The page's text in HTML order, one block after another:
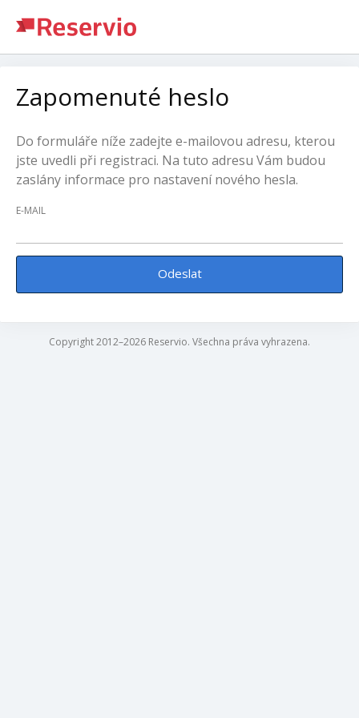
Zapomenuté heslo
Do formuláře níže zadejte e-mailovou adresu, kterou
jste uvedli při registraci. Na tuto adresu Vám budou
zaslány informace pro nastavení nového hesla.
E-MAIL
Odeslat
Copyright 2012–2026 Reservio. Všechna práva vyhrazena.